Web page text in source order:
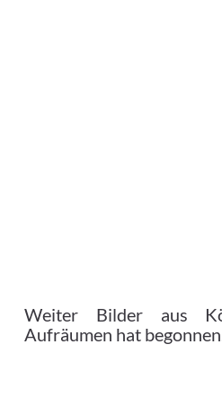
Weiter Bilder aus
Aufräumen hat